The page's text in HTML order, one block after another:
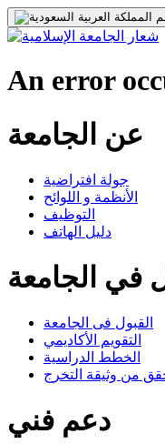
An error
عن الجامعة
جولة افتراضية
الأنظمة و اللوائح
التوظيف
دليل الهاتف
في الجامعة
القبول فى الجامعة
التقويم الأكاديمي
الخطط الدراسية
من وثيقة التخرج
دعم فني